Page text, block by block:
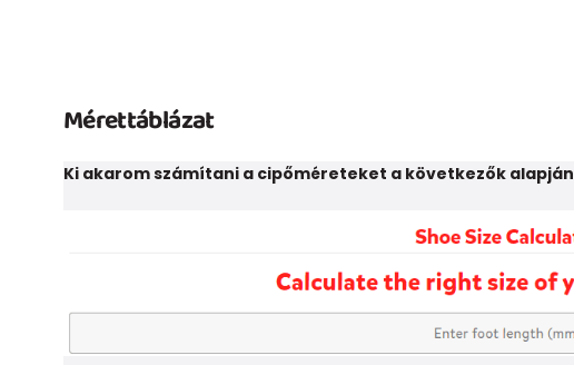
Mérettáblázat
Ki akarom számítani a cipőméreteket a következők alapján